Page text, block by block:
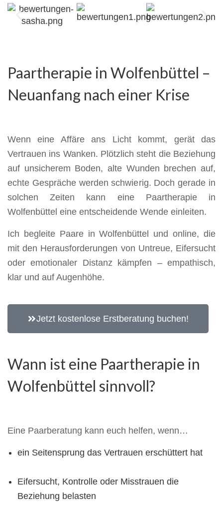
Paartherapie in Wolfenbüttel –
Neuanfang nach einer Krise
Wenn eine Affäre ans Licht kommt, gerät das
Vertrauen ins Wanken. Plötzlich steht die Beziehung
auf unsicherem Boden, alte Wunden brechen auf,
echte Gespräche werden schwierig. Doch gerade in
solchen Zeiten kann eine Paartherapie in
Wolfenbüttel eine entscheidende Wende einleiten.
Ich begleite Paare in Wolfenbüttel und online, die
mit den Herausforderungen von Untreue, Eifersucht
oder emotionaler Distanz kämpfen – empathisch,
klar und auf Augenhöhe.
Jetzt kostenlose Erstberatung buchen!
Wann ist eine Paartherapie in
Wolfenbüttel sinnvoll?
Eine Paarberatung kann euch helfen, wenn…
ein Seitensprung das Vertrauen erschüttert hat
Eifersucht, Kontrolle oder Misstrauen die
Beziehung belasten